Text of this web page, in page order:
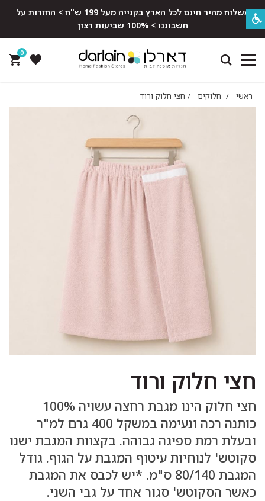
משלוח מהיר חינם לכל הארץ בקנייה מעל 199 ש"ח > החזרות על
חשבוננו > 100% שביעות רצון
0
ראשי / חלוקים / חצי חלוק ורוד
חצי חלוק ורוד
חצי חלוק הינו מגבת רחצה עשויה 100%
כותנה רכה ונעימה במשקל 400 גרם למ"ר
ובעלת רמת ספיגה גבוהה. בקצוות המגבת ישנו
סקוטש' לנוחיות עיטוף המגבת על הגוף. גודל
המגבת 80/140 ס"מ. *יש לכבס את המגבת
כאשר הסקוטש' סגור אחד על גבי השני.